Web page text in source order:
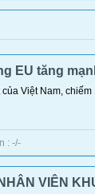
EU tăng
Việt Nam, chiếm
: -/-
VIÊN